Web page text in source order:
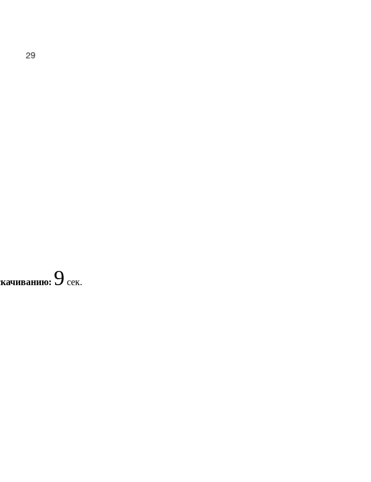
9 сек.